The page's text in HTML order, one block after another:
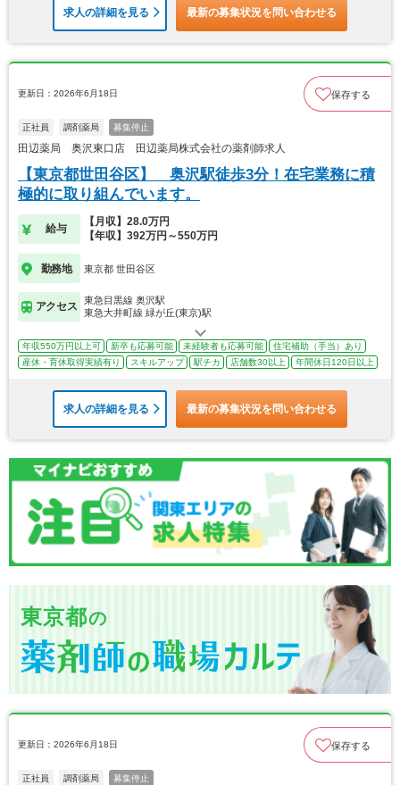
求人の詳細を見る 最新の募集状況を問い合わせる
更新日：2026年6月18日 保存する
正社員 調剤薬局 募集停止
田辺薬局 奥沢東口店 田辺薬局株式会社の薬剤師求人
【東京都世田谷区】 奥沢駅徒歩3分！在宅業務に積
極的に取り組んでいます。
給与
【月収】28.0万円
【年収】392万円～550万円
勤務地 東京都 世田谷区
アクセス
東急目黒線 奥沢駅
東急大井町線 緑が丘(東京)駅
年収550万円以上可 新卒も応募可能 未経験者も応募可能
住宅補助（手当）あり
産休・育休取得実績有り
スキルアップ 駅チカ 店舗数30以上 年間休日120日以上
求人の詳細を見る 最新の募集状況を問い合わせる
東京都の
更新日：2026年6月18日 保存する
正社員 調剤薬局 募集停止